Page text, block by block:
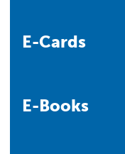
E-Cards
E-Books